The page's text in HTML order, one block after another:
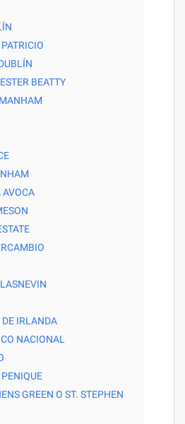
BEATTY
AVOCA
IRLANDA
NACIONAL
GREEN O ST. STEPHEN